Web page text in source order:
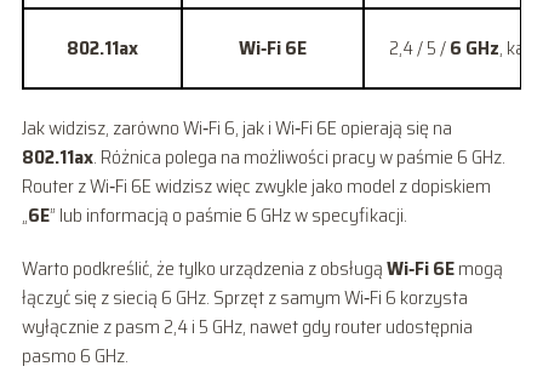
802.11ax Wi‑Fi 6E 2,4 / 5 /6 GHz,
Jak widzisz, zarówno Wi‑Fi 6, jak i Wi‑Fi 6E opierają się na
802.11ax. Różnica polega na możliwości pracy w paśmie 6 GHz.
Router z Wi‑Fi 6E widzisz więc zwykle jako model z dopiskiem
„6E” lub informacją o paśmie 6 GHz w specyfikacji.
Warto podkreślić, że tylko urządzenia z obsługąWi‑Fi 6Emogą
łączyć się z siecią 6 GHz. Sprzęt z samym Wi‑Fi 6 korzysta
wyłącznie z pasm 2,4 i 5 GHz, nawet gdy router udostępnia
pasmo 6 GHz.